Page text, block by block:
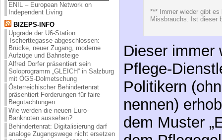
ENIL – European Network on
Independent Living
BIZEPS-INFO
Upgrade der U6-Station
Tscherttegasse abgeschlossen:
Brücke, neuer Zugang, moderne
Aufzüge und Bahnsteige
Alfred Dorfer präsentiert sein
Soloprogramm „GLEICH“ in Salzburg
mit ÖGS-Dolmetschung
Österreichischer Behindertenrat
präsentiert Forderungen für faire
Begutachtungen
Wie werden die neuen Euro-
Banknoten aussehen?
Behindertenrat: Digitalisierung darf
analoge Zugangswege nicht ersetzen
Dieser
Pflege-
Politikern
nennen)
dem Muster
dem